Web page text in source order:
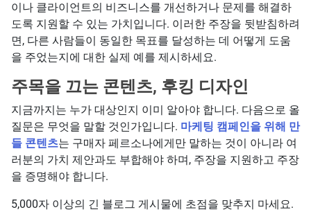
이나 클라이언트의 비즈니스를 개선하거나 문제를 해결하
도록 지원할 수 있는 가치입니다. 이러한 주장을 뒷받침하려
면, 다른 사람들이 동일한 목표를 달성하는 데 어떻게 도움
을 주었는지에 대한 실제 예를 제시하세요.
주목을 끄는 콘텐츠, 후킹 디자인
지금까지는 누가 대상인지 이미 알아야 합니다. 다음으로 올
질문은 무엇을 말할 것인가입니다. 마케팅 캠페인을 위해 만
들 콘텐츠는 구매자 페르소나에게만 말하는 것이 아니라 여
러분의 가치 제안과도 부합해야 하며, 주장을 지원하고 주장
을 증명해야 합니다.
5,000자 이상의 긴 블로그 게시물에 초점을 맞추지 마세요.